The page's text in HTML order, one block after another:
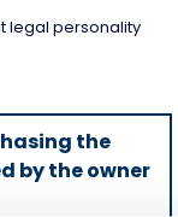
legal personality
the
by the owner